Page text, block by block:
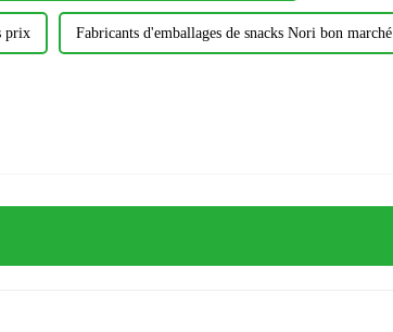
prix Fabricants d'emballages de snacks Nori bon marché